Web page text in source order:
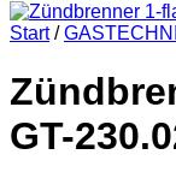
Start /
GT-